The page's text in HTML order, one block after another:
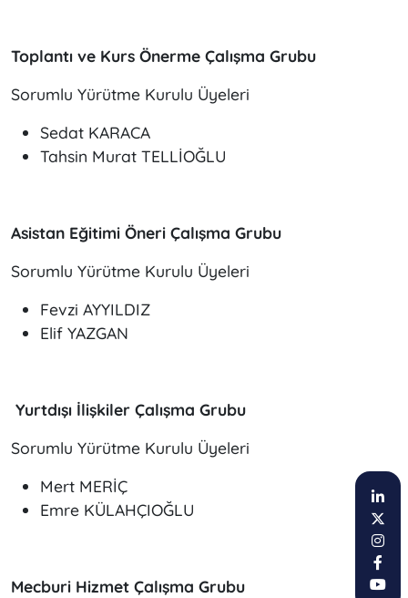
Toplantı ve Kurs Önerme Çalışma Grubu
Sorumlu Yürütme Kurulu Üyeleri
Sedat KARACA
Tahsin Murat TELLİOĞLU
Asistan Eğitimi Öneri Çalışma Grubu
Sorumlu Yürütme Kurulu Üyeleri
Fevzi AYYILDIZ
Elif YAZGAN
Yurtdışı İlişkiler Çalışma Grubu
Sorumlu Yürütme Kurulu Üyeleri
Mert MERİÇ
Emre KÜLAHÇIOĞLU
Mecburi Hizmet Çalışma Grubu